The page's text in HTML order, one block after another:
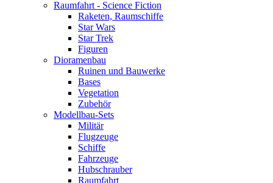
Raumfahrt - Science Fiction
Raketen, Raumschiffe
Star Wars
Star Trek
Figuren
Dioramenbau
Ruinen und Bauwerke
Bases
Vegetation
Zubehör
Modellbau-Sets
Militär
Flugzeuge
Schiffe
Fahrzeuge
Hubschrauber
Raumfahrt